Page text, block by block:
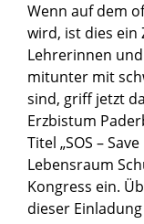
Wenn auf dem
wird, ist dies ein
Lehrerinnen
mitunter mit
sind, griff jetzt
Erzbistum
Titel „SOS –
Lebensraum
Kongress ein.
dieser